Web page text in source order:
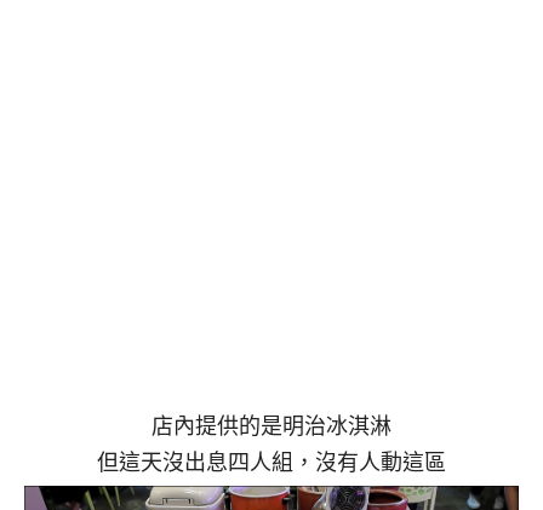
店內提供的是明治冰淇淋
但這天沒出息四人組，沒有人動這區